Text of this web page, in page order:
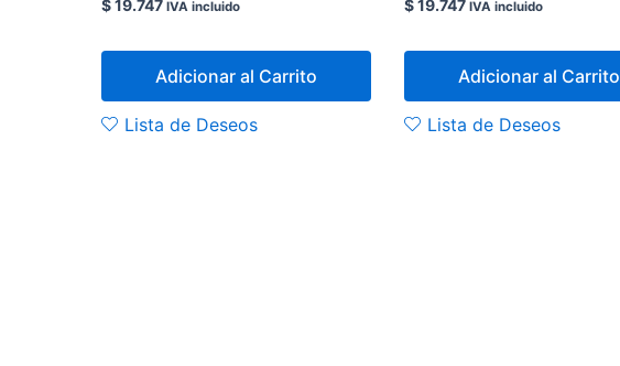
$19.747 IVA incluido
Adicionar al Carrito
Lista de Deseos
$19.747 IVA incluido
Adicionar al Carrito
Lista de Deseos